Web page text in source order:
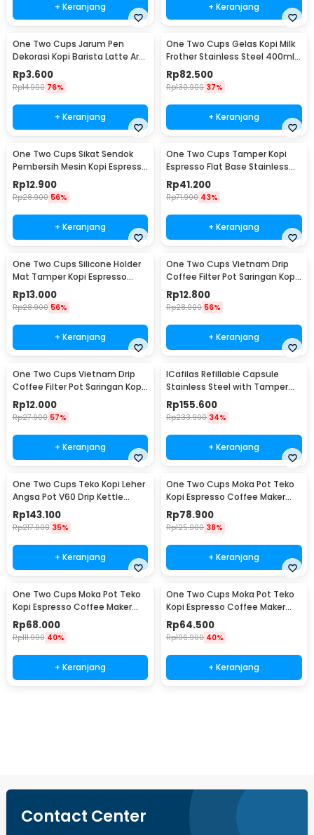
+ Keranjang + Keranjang
One Two Cups Jarum Pen
Dekorasi Kopi Barista Latte Art
Needle 13cm - F3F27
Rp3.600
Rp14.900 76%
+ Keranjang
One Two Cups Gelas Kopi Milk
Frother Stainless Steel 400ml -
WZ0011
Rp82.500
Rp130.900 37%
+ Keranjang
One Two Cups Sikat Sendok
Pembersih Mesin Kopi Espresso
2in1 - 8809
Rp12.900
Rp28.900 56%
+ Keranjang
One Two Cups Tamper Kopi
Espresso Flat Base Stainless
Steel 51mm - SS51
Rp41.200
Rp71.900 43%
+ Keranjang
One Two Cups Silicone Holder
Mat Tamper Kopi Espresso
Barista - 0310
Rp13.000
Rp28.900 56%
+ Keranjang
One Two Cups Vietnam Drip
Coffee Filter Pot Saringan Kopi
124ml 7Q - LC1
Rp12.800
Rp28.900 56%
+ Keranjang
One Two Cups Vietnam Drip
Coffee Filter Pot Saringan Kopi
114ml 6Q - LC1
Rp12.000
Rp27.900 57%
+ Keranjang
ICafilas Refillable Capsule
Stainless Steel with Tamper
for Nespresso - F456
Rp155.600
Rp233.900 34%
+ Keranjang
One Two Cups Teko Kopi Leher
Angsa Pot V60 Drip Kettle
960ml - RF-15
Rp143.100
Rp217.900 35%
+ Keranjang
One Two Cups Moka Pot Teko
Kopi Espresso Coffee Maker
Stovetop 6 Cup 300ml - Z21
Rp78.900
Rp125.900 38%
+ Keranjang
One Two Cups Moka Pot Teko
Kopi Espresso Coffee Maker
Stovetop 4 Cup 200ml - Z21
Rp68.000
Rp111.900 40%
+ Keranjang
One Two Cups Moka Pot Teko
Kopi Espresso Coffee Maker
Stovetop 2 Cup 100ml - Z21
Rp64.500
Rp106.900 40%
+ Keranjang
Contact Center